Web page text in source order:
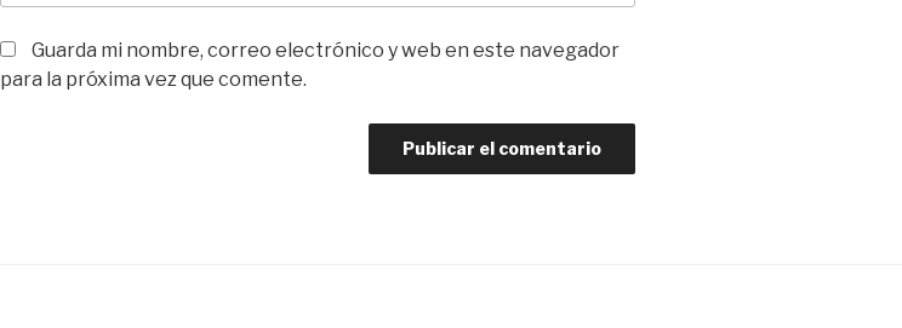
Guarda mi nombre, correo electrónico y web en este navegador
para la próxima vez que comente.